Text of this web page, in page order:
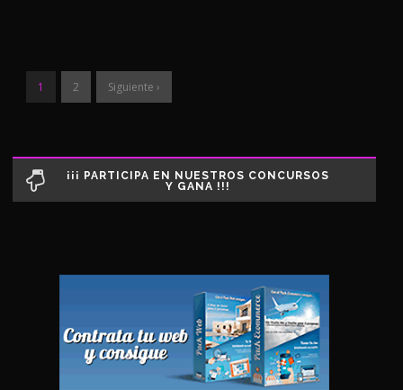
1 2 Siguiente ›
¡¡¡ PARTICIPA EN NUESTROS CONCURSOS
Y GANA !!!